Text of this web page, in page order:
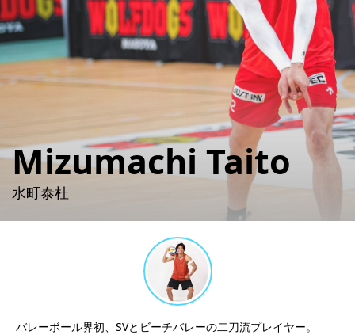
アスリート一覧
新着ニュース
詳細内容確認
Mizumachi Taito
水町泰杜
バレーボール界初、SVとビーチバレーの二刀流プレイヤー。